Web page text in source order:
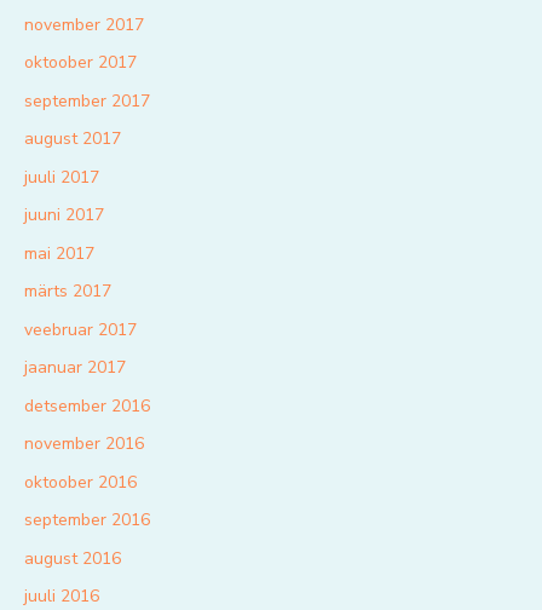
november 2017
oktoober 2017
september 2017
august 2017
juuli 2017
juuni 2017
mai 2017
märts 2017
veebruar 2017
jaanuar 2017
detsember 2016
november 2016
oktoober 2016
september 2016
august 2016
juuli 2016